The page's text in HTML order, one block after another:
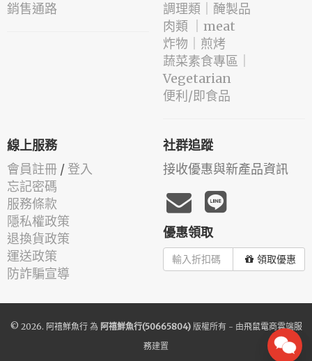
銷售通路
️調理類｜醃製品
肉類 ｜meat
️炸物｜煎烤
蔬菜素食專區｜
Vegetarian
便利/即食品
線上服務
會員註冊 / 登入
忘記密碼
服務條款
隱私權政策
退換貨政策
運送政策
防詐騙宣導
社群追蹤
接收優惠與新產品資訊
優惠領取
領取優惠
© 2026. 阿禧鮮魚行為 阿禧鮮魚行(50665804)版權所有 - 由飛鼠電商雲端服
務建置